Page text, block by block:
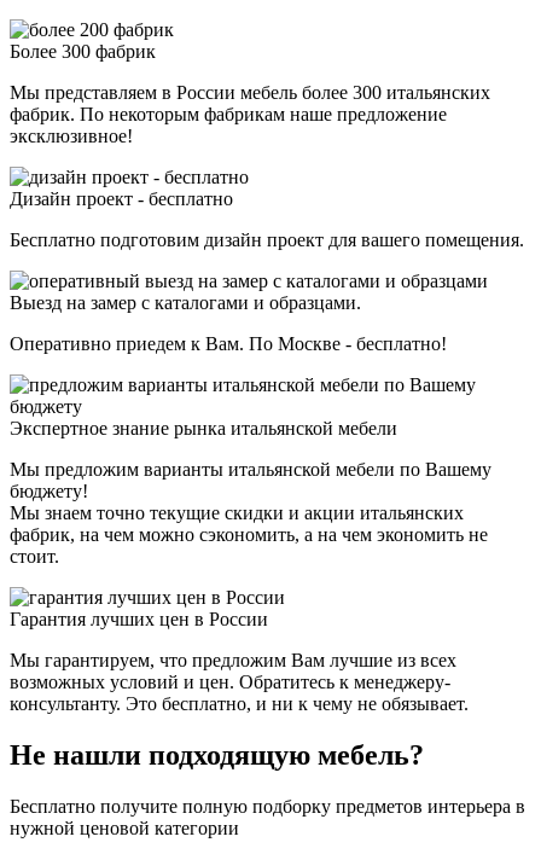
Более 300 фабрик
Мы представляем в России мебель более 300 итальянских
фабрик. По некоторым фабрикам наше предложение
эксклюзивное!
Дизайн проект - бесплатно
Бесплатно подготовим дизайн проект для вашего помещения.
Выезд на замер с каталогами и образцами.
Оперативно приедем к Вам. По Москве - бесплатно!
Экспертное знание рынка итальянской мебели
Мы предложим варианты итальянской мебели по Вашему
бюджету!
Мы знаем точно текущие скидки и акции итальянских
фабрик, на чем можно сэкономить, а на чем экономить не
стоит.
Гарантия лучших цен в России
Мы гарантируем, что предложим Вам лучшие из всех
возможных условий и цен. Обратитесь к менеджеру-
консультанту. Это бесплатно, и ни к чему не обязывает.
Не нашли подходящую мебель?
Бесплатно получите полную подборку предметов интерьера в
нужной ценовой категории